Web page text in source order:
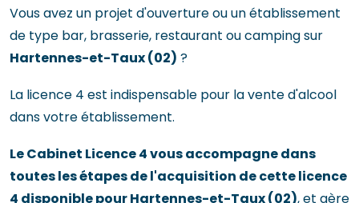
Vous avez un projet d'ouverture ou un établissement
de type bar, brasserie, restaurant ou camping sur
Hartennes-et-Taux (02) ?
La licence 4 est indispensable pour la vente d'alcool
dans votre établissement.
Le Cabinet Licence 4 vous accompagne dans
toutes les étapes de l'acquisition de cette licence
4 disponible pour Hartennes-et-Taux (02), et gère